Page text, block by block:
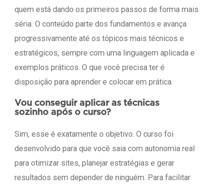
quem está dando os primeiros passos de forma mais
séria. O conteúdo parte dos fundamentos e avança
progressivamente até os tópicos mais técnicos e
estratégicos, sempre com uma linguagem aplicada e
exemplos práticos. O que você precisa ter é
disposição para aprender e colocar em prática.
Vou conseguir aplicar as técnicas
sozinho após o curso?
Sim, esse é exatamente o objetivo. O curso foi
desenvolvido para que você saia com autonomia real
para otimizar sites, planejar estratégias e gerar
resultados sem depender de ninguém. Para facilitar